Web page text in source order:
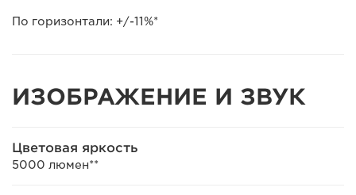
По горизонтали: +/-11%*
ИЗОБРАЖЕНИЕ И ЗВУК
Цветовая яркость
5000 люмен**